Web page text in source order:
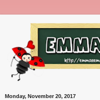
Monday, November 20, 2017